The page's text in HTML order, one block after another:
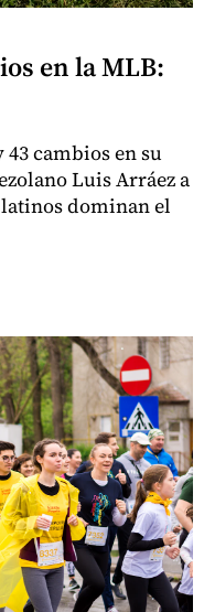
en la MLB:
43 cambios en su
Luis Arráez a
dominan el